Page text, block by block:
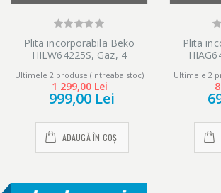
Plita incorporabila Beko
HILW64225S, Gaz, 4
cm, Sticla neagra
Ultimele 2 produse (intreaba stoc)
1 299,00 Lei
999,00 Lei
ADAUGĂ ÎN COȘ
Plita
Ultimele 2